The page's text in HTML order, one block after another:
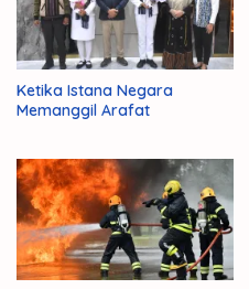
Ketika Istana Negara
Memanggil Arafat